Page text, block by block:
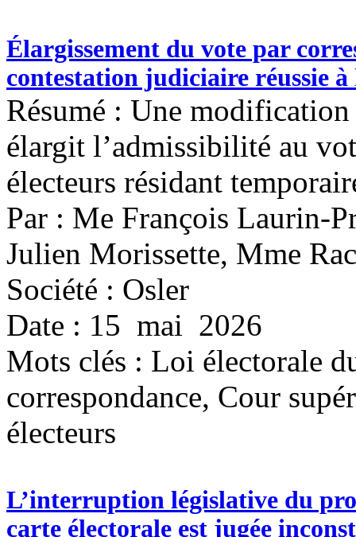
Élargissement du vote par
contestation judiciaire réussie
Résumé : Une
élargit l’admissibilité au
électeurs résidant
Par : Me François Laurin-
Julien Morissette, Mme
Société : Osler
Date : 15 mai 2026
Mots clés : Loi électorale
correspondance, Cour
électeurs
L’interruption législative du
carte électorale est jugée